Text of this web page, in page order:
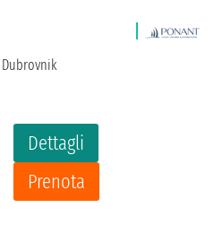
Dettagli
Prenota
Dubrovnik